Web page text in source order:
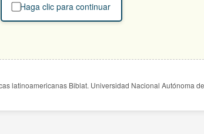
Haga clic para continuar
latinoamericanas Biblat. Universidad Nacional Autónoma